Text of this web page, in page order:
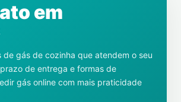
em
de gás de cozinha que atendem o seu
de entrega e formas de
gás online com mais praticidade